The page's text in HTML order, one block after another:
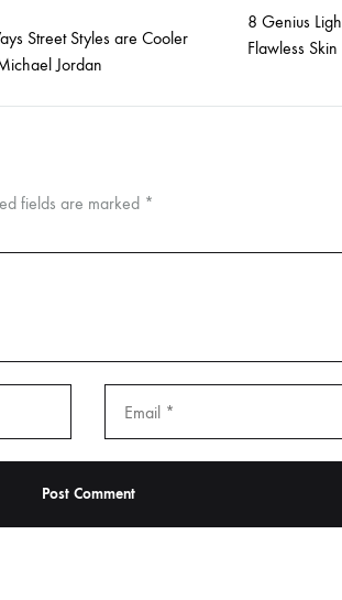
Street Styles are Cooler
Jordan
8 Genius
Flawless Skin
fields are marked *